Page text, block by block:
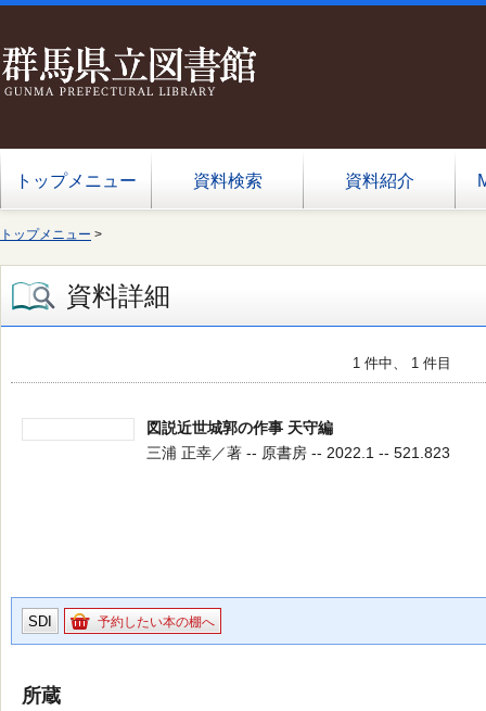
トップメニュー 資料検索 資料紹介
トップメニュー >
資料詳細
1 件中、 1 件目
図説近世城郭の作事 天守編
三浦 正幸／著 -- 原書房 -- 2022.1 -- 521.823
SDI 予約したい本の棚へ
所蔵